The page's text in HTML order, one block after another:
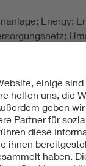
Energy;
West;
GmbH;
in: